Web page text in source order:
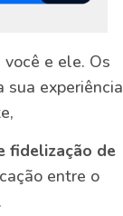
você e ele. Os
experiência
fidelização de
entre o